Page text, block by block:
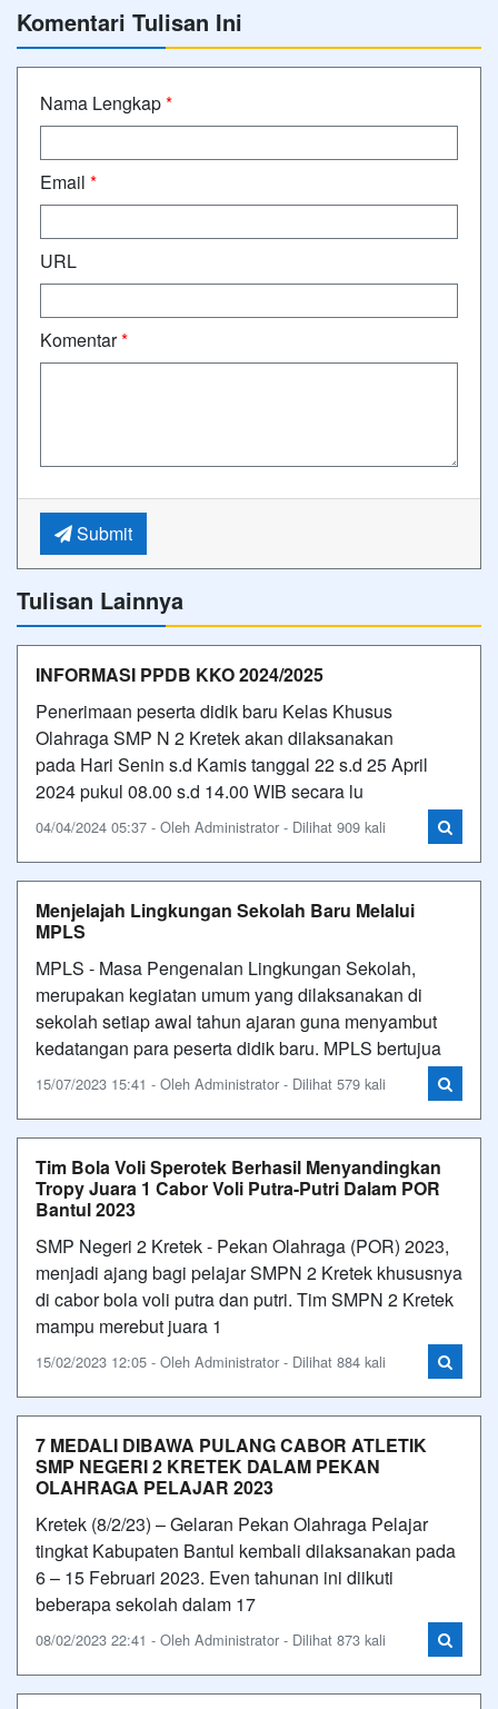
Komentari Tulisan Ini
Nama Lengkap*
Email *
URL
Komentar*
Submit
Tulisan Lainnya
INFORMASI PPDB KKO 2024/2025
Penerimaan peserta didik baru Kelas Khusus
Olahraga SMP N 2 Kretek akan dilaksanakan
pada Hari Senin s.d Kamis tanggal 22 s.d 25 April
2024 pukul 08.00 s.d 14.00 WIB secara lu
04/04/2024 05:37 - Oleh Administrator - Dilihat 909 kali
Menjelajah Lingkungan Sekolah Baru Melalui
MPLS
MPLS - Masa Pengenalan Lingkungan Sekolah,
merupakan kegiatan umum yang dilaksanakan di
sekolah setiap awal tahun ajaran guna menyambut
kedatangan para peserta didik baru. MPLS bertujua
15/07/2023 15:41 - Oleh Administrator - Dilihat 579 kali
Tim Bola Voli Sperotek Berhasil Menyandingkan
Tropy Juara 1 Cabor Voli Putra-Putri Dalam POR
Bantul 2023
SMP Negeri 2 Kretek - Pekan Olahraga (POR) 2023,
menjadi ajang bagi pelajar SMPN 2 Kretek khususnya
di cabor bola voli putra dan putri. Tim SMPN 2 Kretek
mampu merebut juara 1
15/02/2023 12:05 - Oleh Administrator - Dilihat 884 kali
7 MEDALI DIBAWA PULANG CABOR ATLETIK
SMP NEGERI 2 KRETEK DALAM PEKAN
OLAHRAGA PELAJAR 2023
Kretek (8/2/23) – Gelaran Pekan Olahraga Pelajar
tingkat Kabupaten Bantul kembali dilaksanakan pada
6 – 15 Februari 2023. Even tahunan ini diikuti
beberapa sekolah dalam 17
08/02/2023 22:41 - Oleh Administrator - Dilihat 873 kali